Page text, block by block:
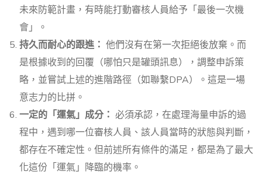
未來防範計畫，有時能打動審核人員給予「最後一次機
會」。
持久而耐心的跟進： 他們沒有在第一次拒絕後放棄。而
是根據收到的回覆（哪怕只是罐頭訊息），調整申訴策
略，並嘗試上述的進階路徑（如聯繫DPA）。這是一場
意志力的比拼。
一定的「運氣」成分： 必須承認，在處理海量申訴的過
程中，遇到哪一位審核人員、該人員當時的狀態與判斷，
都存在不確定性。但前述所有條件的滿足，都是為了最大
化這份「運氣」降臨的機率。